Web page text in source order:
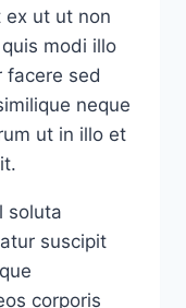
ut ut non
modi illo
facere sed
neque
ut in illo et
soluta
suscipit
corporis